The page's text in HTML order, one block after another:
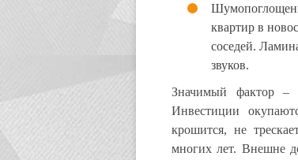
квартир в
соседей.
звуков.
Значимый фактор –
Инвестиции
крошится, не
многих лет. Внешне